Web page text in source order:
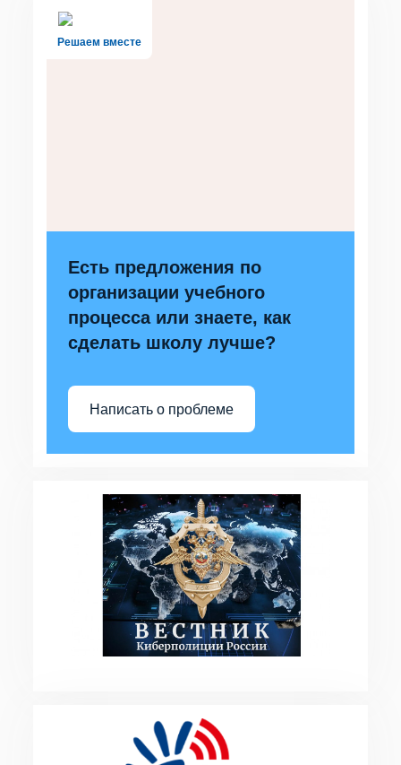
Решаем вместе
Есть предложения по
организации учебного
процесса или знаете, как
сделать школу лучше?
Написать о проблеме